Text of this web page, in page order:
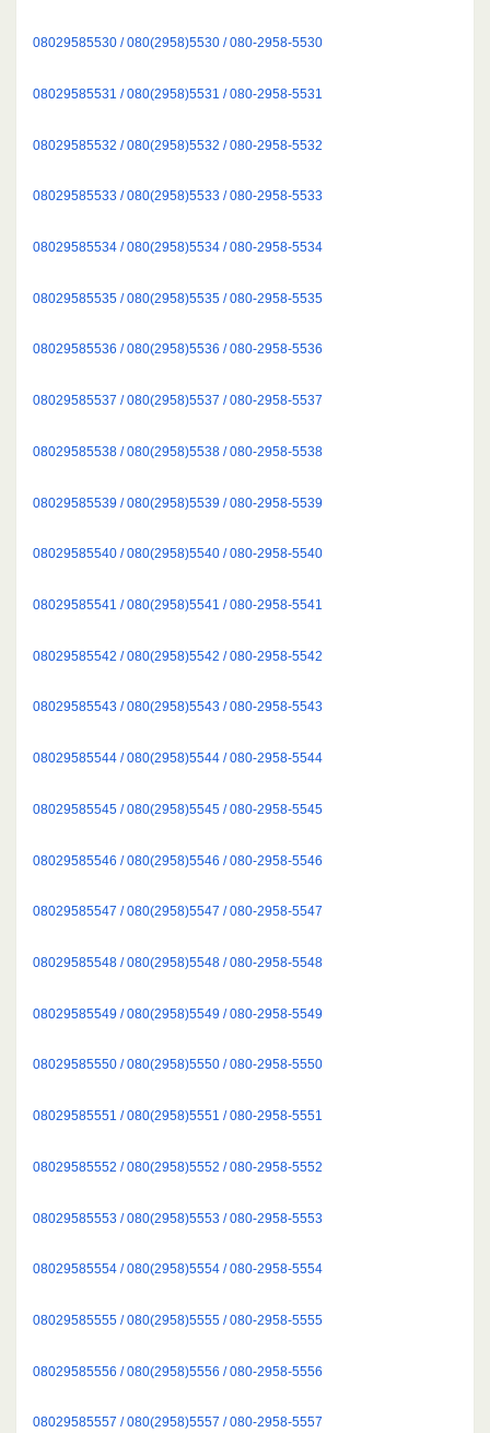
08029585530 / 080(2958)5530 / 080-2958-5530
08029585531 / 080(2958)5531 / 080-2958-5531
08029585532 / 080(2958)5532 / 080-2958-5532
08029585533 / 080(2958)5533 / 080-2958-5533
08029585534 / 080(2958)5534 / 080-2958-5534
08029585535 / 080(2958)5535 / 080-2958-5535
08029585536 / 080(2958)5536 / 080-2958-5536
08029585537 / 080(2958)5537 / 080-2958-5537
08029585538 / 080(2958)5538 / 080-2958-5538
08029585539 / 080(2958)5539 / 080-2958-5539
08029585540 / 080(2958)5540 / 080-2958-5540
08029585541 / 080(2958)5541 / 080-2958-5541
08029585542 / 080(2958)5542 / 080-2958-5542
08029585543 / 080(2958)5543 / 080-2958-5543
08029585544 / 080(2958)5544 / 080-2958-5544
08029585545 / 080(2958)5545 / 080-2958-5545
08029585546 / 080(2958)5546 / 080-2958-5546
08029585547 / 080(2958)5547 / 080-2958-5547
08029585548 / 080(2958)5548 / 080-2958-5548
08029585549 / 080(2958)5549 / 080-2958-5549
08029585550 / 080(2958)5550 / 080-2958-5550
08029585551 / 080(2958)5551 / 080-2958-5551
08029585552 / 080(2958)5552 / 080-2958-5552
08029585553 / 080(2958)5553 / 080-2958-5553
08029585554 / 080(2958)5554 / 080-2958-5554
08029585555 / 080(2958)5555 / 080-2958-5555
08029585556 / 080(2958)5556 / 080-2958-5556
08029585557 / 080(2958)5557 / 080-2958-5557